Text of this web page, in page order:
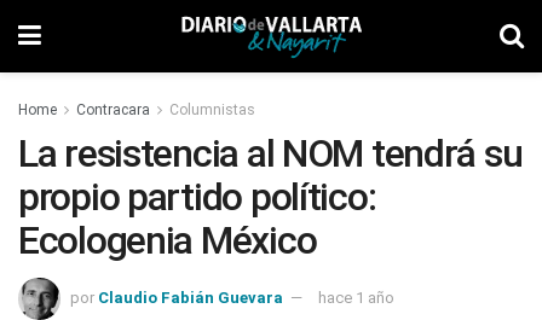
Home Contracara Columnistas
La resistencia al NOM tendrá su
propio partido político:
Ecologenia México
por Claudio Fabián Guevara
hace 1 año